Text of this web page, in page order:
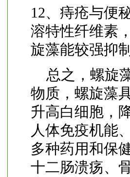
12、痔疮与便
溶特性纤维素
旋藻能较强抑
总之，螺旋
物质，螺旋藻
升高白细胞，
人体免疫机能
多种药用和保
十二肠溃疡、